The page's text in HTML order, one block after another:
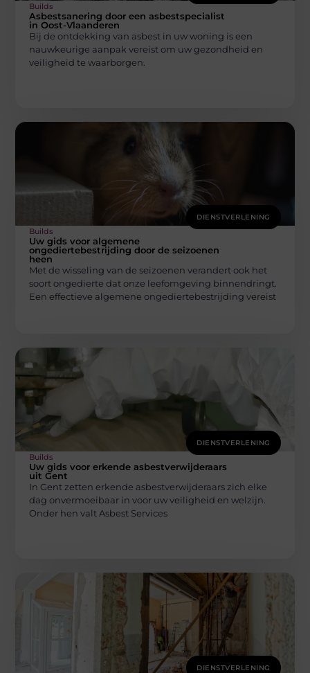
Builds
Asbestsanering door een asbestspecialist
in Oost-Vlaanderen
Bij de ontdekking van asbest in uw woning is een
nauwkeurige aanpak vereist om uw gezondheid en
veiligheid te waarborgen.
DIENSTVERLENING
Builds
Uw gids voor algemene
ongediertebestrijding door de seizoenen
heen
Met de wisseling van de seizoenen verandert ook het
soort ongedierte dat onze leefomgeving binnendringt.
Een effectieve algemene ongediertebestrijding vereist
DIENSTVERLENING
Builds
Uw gids voor erkende asbestverwijderaars
uit Gent
In Gent zetten erkende asbestverwijderaars zich elke
dag onvermoeibaar in voor uw veiligheid en welzijn.
Onder hen valt Asbest Services
DIENSTVERLENING